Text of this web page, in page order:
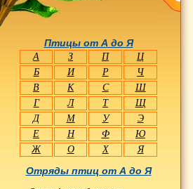
Птицы от А до Я
А З П
Ц
Б
И Р
Ч
В
К С
Ш
Г
Л Т
Щ
Д
М У
Э
Е
Н Ф
Ю
Ж
О Х Я
Отряды птиц от А до Я